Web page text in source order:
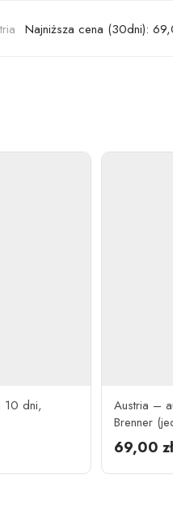
Najniższa cena (30dni):
10 dni,
Austria –
Brenner
69,00